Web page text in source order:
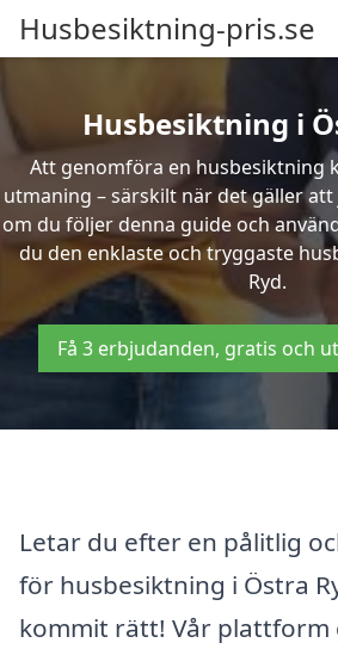
Husbesiktning-pris.se
Husbesiktning i
Att genomföra en husbesiktning
utmaning – särskilt när det gäller
om du följer denna guide och
du den enklaste och tryggaste
Ryd.
Få 3 erbjudanden, gratis och
Letar du efter en pålitlig
för husbesiktning i Östra
kommit rätt! Vår plattform